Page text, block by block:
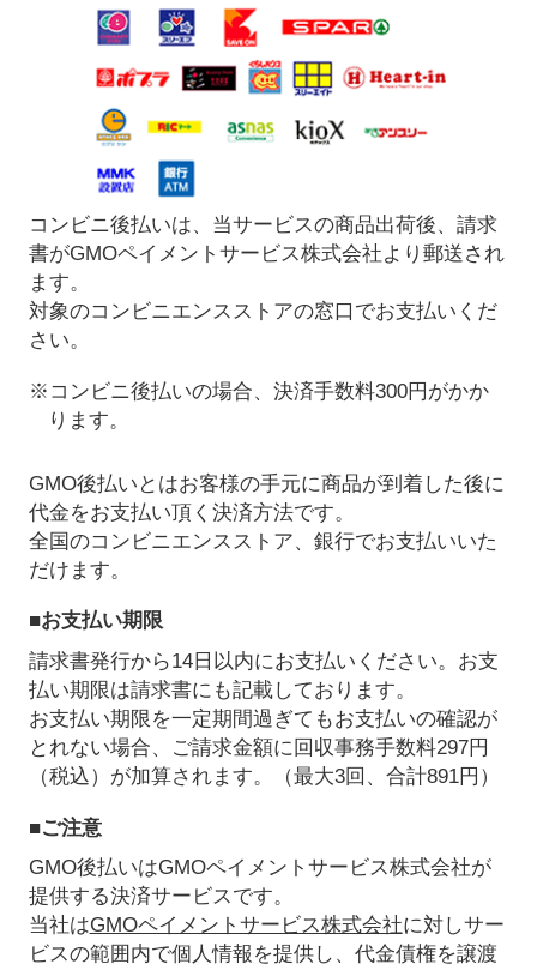
コンビニ後払いは、当サービスの商品出荷後、請求
書がGMOペイメントサービス株式会社より郵送され
ます。
対象のコンビニエンスストアの窓口でお支払いくだ
さい。
※コンビニ後払いの場合、決済手数料300円がかか
ります。
GMO後払いとはお客様の手元に商品が到着した後に
代金をお支払い頂く決済方法です。
全国のコンビニエンスストア、銀行でお支払いいた
だけます。
■お支払い期限
請求書発行から14日以内にお支払いください。お支
払い期限は請求書にも記載しております。
お支払い期限を一定期間過ぎてもお支払いの確認が
とれない場合、ご請求金額に回収事務手数料297円
（税込）が加算されます。（最大3回、合計891円）
■ご注意
GMO後払いはGMOペイメントサービス株式会社が
提供する決済サービスです。
当社はGMOペイメントサービス株式会社に対しサー
ビスの範囲内で個人情報を提供し、代金債権を譲渡